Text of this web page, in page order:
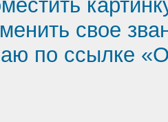
свое
по ссылке